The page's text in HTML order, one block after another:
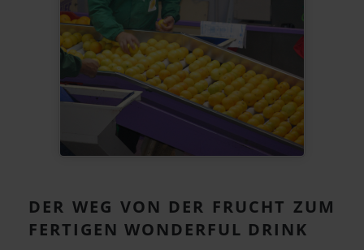
DER WEG VON DER FRUCHT ZUM
FERTIGEN WONDERFUL DRINK